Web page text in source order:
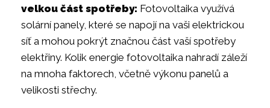
velkou část spotřeby: Fotovoltaika využívá
solární panely, které se napojí na vaši elektrickou
síť a mohou pokrýt značnou část vaší spotřeby
elektřiny. Kolik energie fotovoltaika nahradí záleží
na mnoha faktorech, včetně výkonu panelů a
velikosti střechy.